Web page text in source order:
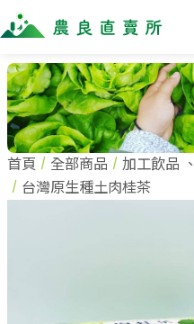
全部商品
全部商品
當季優質水果專區
鳳梨專區
最新消息
商家一覽
首頁 全部商品 加工飲品 、
台灣原生種土肉桂茶